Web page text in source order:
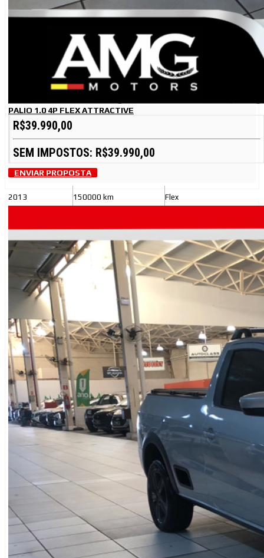
PALIO 1.0 4P FLEX ATTRACTIVE
R$39.990,00
SEM IMPOSTOS: R$39.990,00
ENVIAR PROPOSTA
2013 150000 km Flex